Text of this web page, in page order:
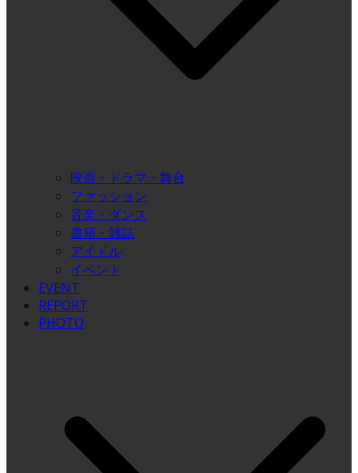
映画・ドラマ・舞台
ファッション
音楽・ダンス
書籍・雑誌
アイドル
イベント
EVENT
REPORT
PHOTO